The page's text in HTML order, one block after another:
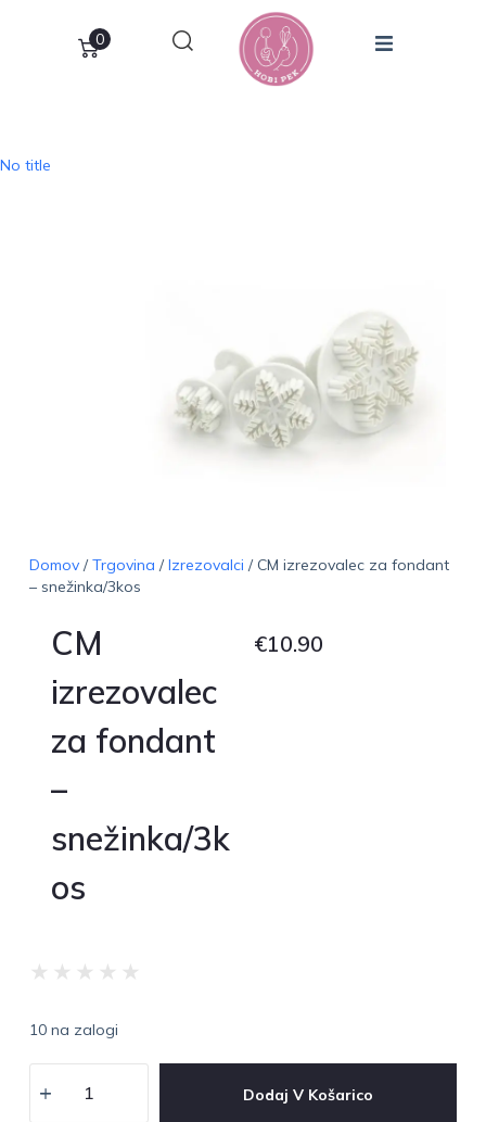
0
No title
Domov/Trgovina /Izrezovalci / CM izrezovalec za fondant
– snežinka/3kos
CM
izrezovalec
za fondant
–
snežinka/3k
os
€10.90
★ ★ ★ ★ ★
10 na zalogi
Dodaj V Košarico